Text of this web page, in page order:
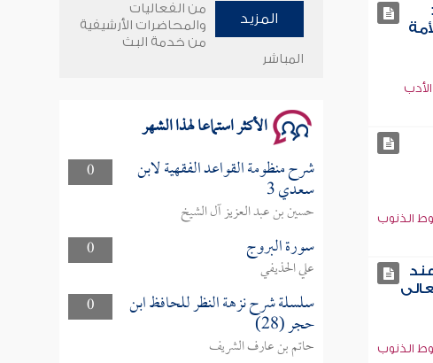
الذنوب
الذنوب
وأمنهم من خوف 9
سلسلة محاضرات نفحات رمضانية
المزيد
من الفعاليات
والمحاضرات الأرشيفية
من خدمة البث
المباشر
الأكثر استماعا لهذا الشهر
0 شرح منظومة القواعد الفقهية لابن
سعدي 3
حسين بن عبد العزيز آل الشيخ
0
سورة البروج
علي الحذيفي
0
سلسلة شرح نزهة النظر للحافظ ابن
حجر (28)
حاتم بن عارف الشريف